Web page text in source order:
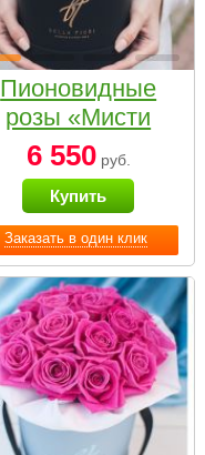
Заказать в один клик
Пионовидные
розы «Мисти
бабблс» в
черной коробке
Small
6 550руб.
Купить